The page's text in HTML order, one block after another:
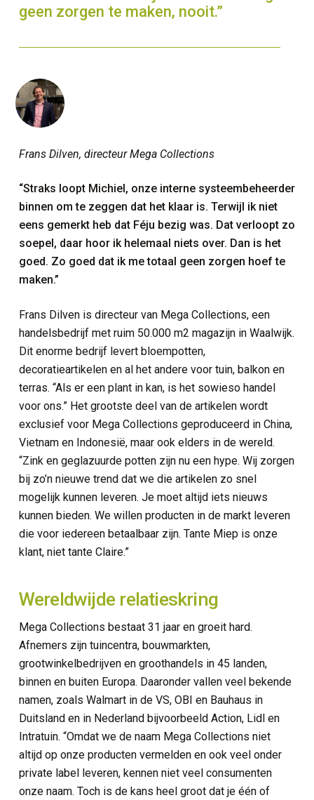
geen zorgen te maken, nooit.”
Frans Dilven, directeur Mega Collections
“Straks loopt Michiel, onze interne systeembeheerder
binnen om te zeggen dat het klaar is. Terwijl ik niet
eens gemerkt heb dat Féju bezig was. Dat verloopt zo
soepel, daar hoor ik helemaal niets over. Dan is het
goed. Zo goed dat ik me totaal geen zorgen hoef te
maken.”
Frans Dilven is directeur van Mega Collections, een
handelsbedrijf met ruim 50.000 m2 magazijn in Waalwijk.
Dit enorme bedrijf levert bloempotten,
decoratieartikelen en al het andere voor tuin, balkon en
terras. “Als er een plant in kan, is het sowieso handel
voor ons.” Het grootste deel van de artikelen wordt
exclusief voor Mega Collections geproduceerd in China,
Vietnam en Indonesië, maar ook elders in de wereld.
“Zink en geglazuurde potten zijn nu een hype. Wij zorgen
bij zo’n nieuwe trend dat we die artikelen zo snel
mogelijk kunnen leveren. Je moet altijd iets nieuws
kunnen bieden. We willen producten in de markt leveren
die voor iedereen betaalbaar zijn. Tante Miep is onze
klant, niet tante Claire.”
Wereldwijde relatieskring
Mega Collections bestaat 31 jaar en groeit hard.
Afnemers zijn tuincentra, bouwmarkten,
grootwinkelbedrijven en groothandels in 45 landen,
binnen en buiten Europa. Daaronder vallen veel bekende
namen, zoals Walmart in de VS, OBI en Bauhaus in
Duitsland en in Nederland bijvoorbeeld Action, Lidl en
Intratuin. “Omdat we de naam Mega Collections niet
altijd op onze producten vermelden en ook veel onder
private label leveren, kennen niet veel consumenten
onze naam. Toch is de kans heel groot dat je één of